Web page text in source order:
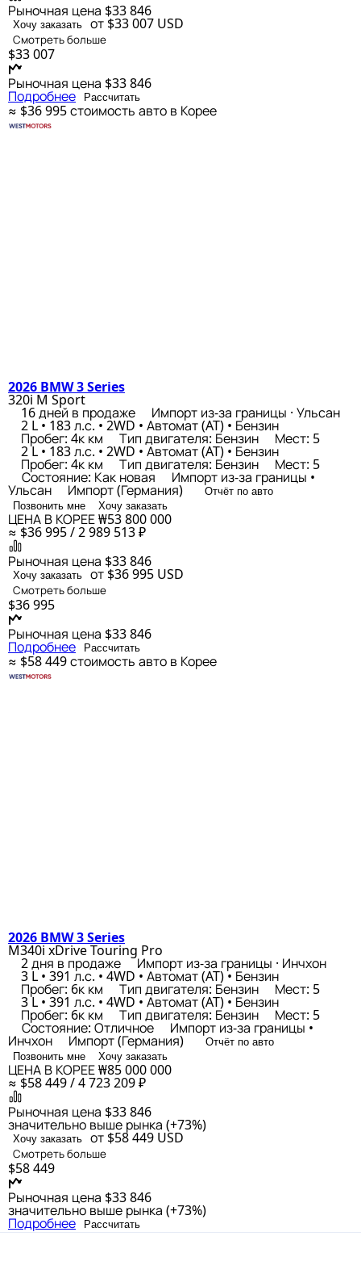
Рыночная цена $33 846
Хочу заказать от $33 007 USD
Смотреть больше
$33 007
Рыночная цена $33 846
Подробнее Рассчитать
≈ $36 995стоимость авто в Корее
2026 BMW 3 Series
320i M Sport
16 дней в продаже Импорт из-за границы · Ульсан
2 L • 183 л.с. • 2WD • Автомат (AT) • Бензин
Пробег: 4к км Тип двигателя: Бензин Мест: 5
2 L • 183 л.с. • 2WD • Автомат (AT) • Бензин
Пробег: 4к км Тип двигателя: Бензин Мест: 5
Состояние: Как новая Импорт из-за границы •
Ульсан Импорт (Германия)
Отчёт по авто
Позвонить мне
Хочу заказать
ЦЕНА В КОРЕЕ₩53 800 000
≈ $36 995 / 2 989 513 ₽
Рыночная цена $33 846
Хочу заказать от $36 995 USD
Смотреть больше
$36 995
Рыночная цена $33 846
Подробнее Рассчитать
≈ $58 449стоимость авто в Корее
2026 BMW 3 Series
M340i xDrive Touring Pro
2 дня в продаже Импорт из-за границы · Инчхон
3 L • 391 л.с. • 4WD • Автомат (AT) • Бензин
Пробег: 6к км Тип двигателя: Бензин Мест: 5
3 L • 391 л.с. • 4WD • Автомат (AT) • Бензин
Пробег: 6к км Тип двигателя: Бензин Мест: 5
Состояние: Отличное Импорт из-за границы •
Инчхон Импорт (Германия)
Отчёт по авто
Позвонить мне
Хочу заказать
ЦЕНА В КОРЕЕ₩85 000 000
≈ $58 449 / 4 723 209 ₽
Рыночная цена $33 846
значительно выше рынка (+73%)
Хочу заказать от $58 449 USD
Смотреть больше
$58 449
Рыночная цена $33 846
значительно выше рынка (+73%)
Подробнее Рассчитать
≈ $35 620стоимость авто в Корее